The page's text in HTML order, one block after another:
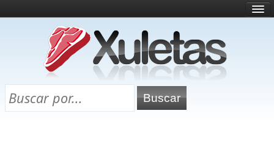
¿Qué es esto?
Directorio
Chuletas para exámenes